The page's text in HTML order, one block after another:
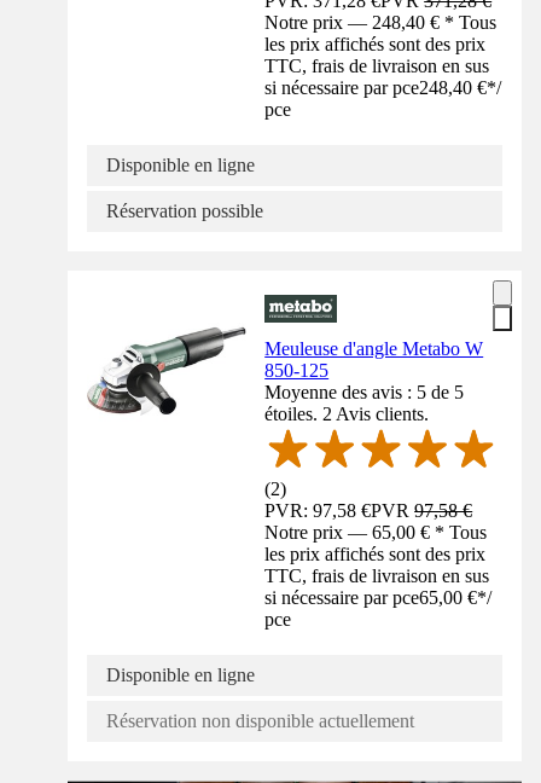
Notre prix — 248,40 € * Tous
les prix affichés sont des prix
TTC, frais de livraison en sus
si nécessaire par pce248,40 €*/
pce
Disponible en ligne
Réservation possible
Meuleuse d'angle Metabo W
850-125
Moyenne des avis : 5 de 5
étoiles. 2 Avis clients.
(2)
PVR: 97,58 €PVR97,58 €
Notre prix — 65,00 € * Tous
les prix affichés sont des prix
TTC, frais de livraison en sus
si nécessaire par pce65,00 €*/
pce
Disponible en ligne
Réservation non disponible actuellement